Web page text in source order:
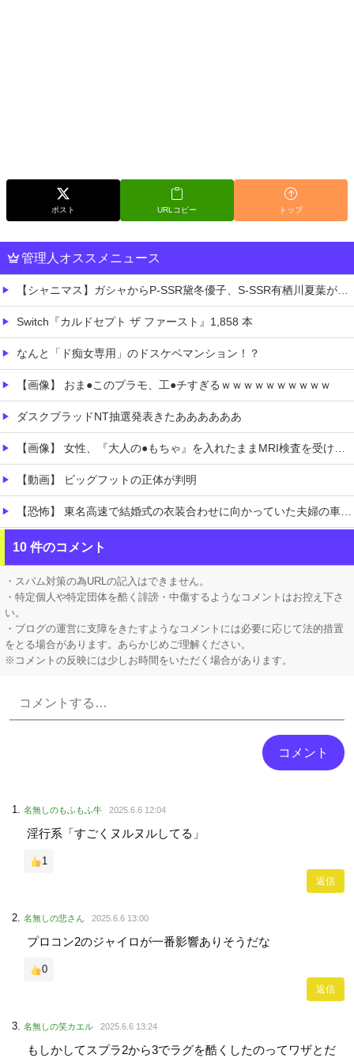
ポスト URLコピー トップ
管理人オススメニュース
【シャニマス】ガシャからP-SSR黛冬優子、S-SSR有栖川夏葉が登場！イベントS-SR福丸小糸！
Switch『カルドセプト ザ ファースト』1,858 本
なんと「ド痴女専用」のドスケベマンション！？
【画像】 おま●このプラモ、工●チすぎるｗｗｗｗｗｗｗｗｗｗ
ダスクブラッドNT抽選発表きたああああああ
【画像】 女性、『大人の●もちゃ』を入れたままMRI検査を受けた結果 →
【動画】 ビッグフットの正体が判明
【恐怖】 東名高速で結婚式の衣装合わせに向かっていた夫婦の車に何度も何度も追突した60歳の男がヤバすぎる…こんなのに遭遇したらどうすればいいの？
【ネオポルテ】 実写配信中に金〇が映る大事故が発生!?
にじさんじ「緑仙」謝罪と募集を一緒にして怒られる「VTuberが歌ってこなかった埋もれた曲」ボカロPの抗議で歌ってみた非公開になること心配する声
10 件のコメント
・スパム対策の為URLの記入はできません。
・特定個人や特定団体を酷く誹謗・中傷するようなコメントはお控え下さ
い。
・ブログの運営に支障をきたすようなコメントには必要に応じて法的措置
をとる場合があります。あらかじめご理解ください。
※コメントの反映には少しお時間をいただく場合があります。
名無しのもふもふ牛 2025.6.6 12:04
淫行系「すごくヌルヌルしてる」
1
返信
名無しの悲さん 2025.6.6 13:00
プロコン2のジャイロが一番影響ありそうだな
0
返信
名無しの笑カエル 2025.6.6 13:24
もしかしてスプラ2から3でラグを酷くしたのってワザとだ